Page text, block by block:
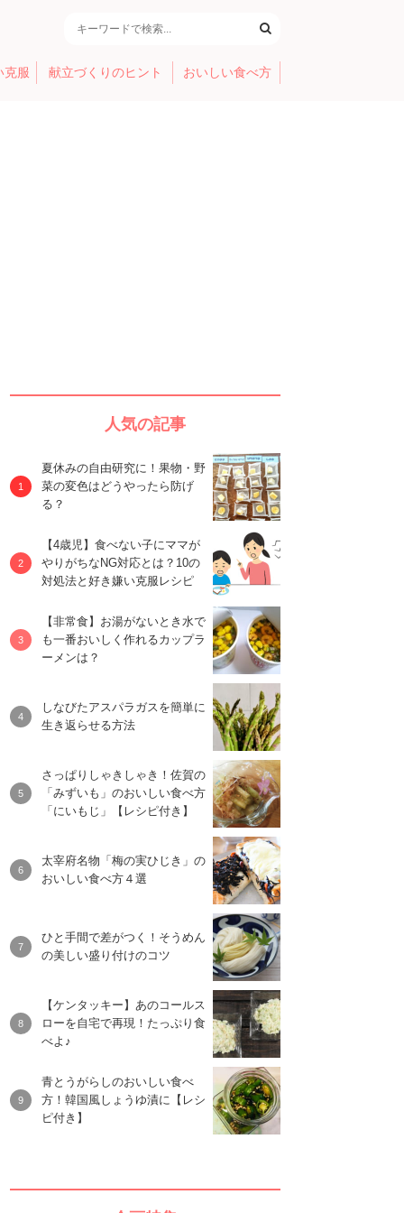
克服 献立づくりのヒント おいしい食べ方
人気の記事
夏休みの自由研究に！果物・野
菜の変色はどうやったら防げ
る？
【4歳児】食べない子にママが
やりがちなNG対応とは？10の
対処法と好き嫌い克服レシピ
【非常食】お湯がないとき水で
も一番おいしく作れるカップラ
ーメンは？
しなびたアスパラガスを簡単に
生き返らせる方法
さっぱりしゃきしゃき！佐賀の
「みずいも」のおいしい食べ方
「にいもじ」【レシピ付き】
太宰府名物「梅の実ひじき」の
おいしい食べ方４選
ひと手間で差がつく！そうめん
の美しい盛り付けのコツ
【ケンタッキー】あのコールス
ローを自宅で再現！たっぷり食
べよ♪
青とうがらしのおいしい食べ
方！韓国風しょうゆ漬に【レシ
ピ付き】